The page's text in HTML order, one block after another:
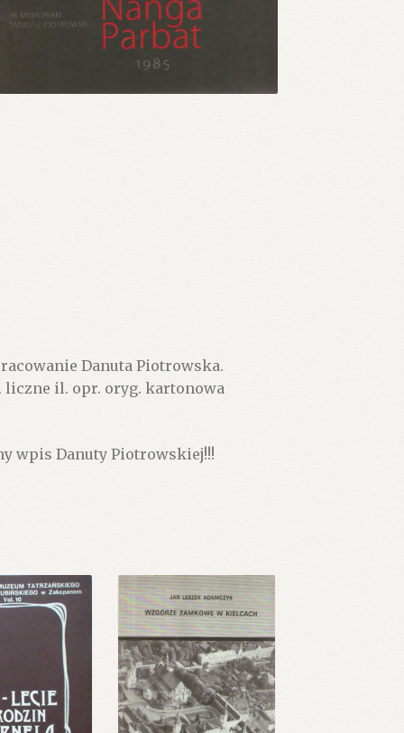
Danuta Piotrowska.
liczne il. opr. oryg. kartonowa
wpis Danuty Piotrowskiej!!!